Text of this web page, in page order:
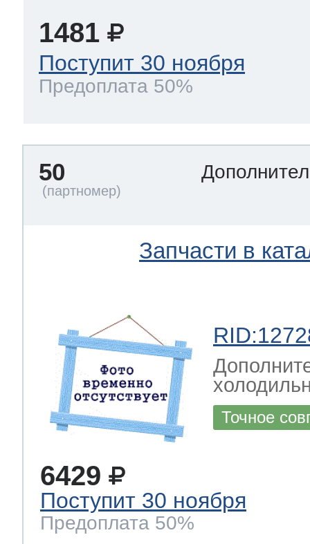
1481
Поступит 30 ноября
Предоплата 50%
50
Запчасти в
Точное
6429
Поступит 30 ноября
Предоплата 50%